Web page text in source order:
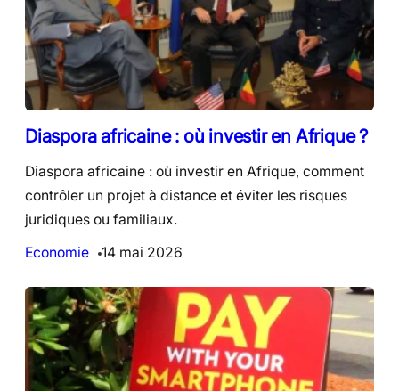
Diaspora africaine : où investir en Afrique ?
Diaspora africaine : où investir en Afrique, comment
contrôler un projet à distance et éviter les risques
juridiques ou familiaux.
Economie
14 mai 2026